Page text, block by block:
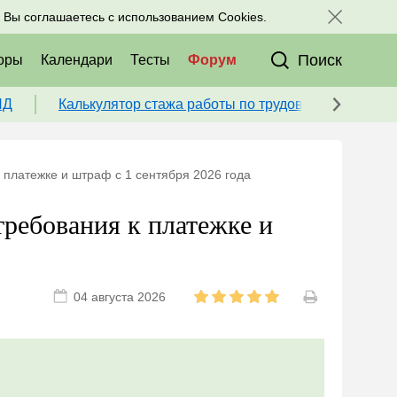
Вы соглашаетесь с использованием Cookies.
к нам в соц. сетях:
Календари Тесты Форум Поиск
Калькулятор стажа работы по трудовой книжке
и штраф с 1 сентября 2026 года
к платежке и
04 августа 2026